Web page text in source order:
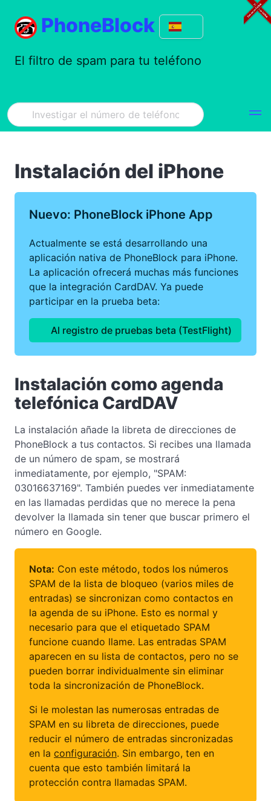
PhoneBlock
El filtro de spam para tu teléfono
Instalación del iPhone
Nuevo: PhoneBlock iPhone App
Actualmente se está desarrollando una
aplicación nativa de PhoneBlock para iPhone.
La aplicación ofrecerá muchas más funciones
que la integración CardDAV. Ya puede
participar en la prueba beta:
Al registro de pruebas beta (TestFlight)
Instalación como agenda
telefónica CardDAV
La instalación añade la libreta de direcciones de
PhoneBlock a tus contactos. Si recibes una llamada
de un número de spam, se mostrará
inmediatamente, por ejemplo, "SPAM:
03016637169". También puedes ver inmediatamente
en las llamadas perdidas que no merece la pena
devolver la llamada sin tener que buscar primero el
número en Google.
Nota: Con este método, todos los números
SPAM de la lista de bloqueo (varios miles de
entradas) se sincronizan como contactos en
la agenda de su iPhone. Esto es normal y
necesario para que el etiquetado SPAM
funcione cuando llame. Las entradas SPAM
aparecen en su lista de contactos, pero no se
pueden borrar individualmente sin eliminar
toda la sincronización de PhoneBlock.
Si le molestan las numerosas entradas de
SPAM en su libreta de direcciones, puede
reducir el número de entradas sincronizadas
en la configuración. Sin embargo, ten en
cuenta que esto también limitará la
protección contra llamadas SPAM.